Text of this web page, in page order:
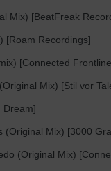
не вероятно крутое
звучит как один
произведение
Mix) [BeatFreak
[Roam Recordings]
[Connected
Mix) [Stil vor
Dream]
(Original Mix) [3000
(Original Mix)